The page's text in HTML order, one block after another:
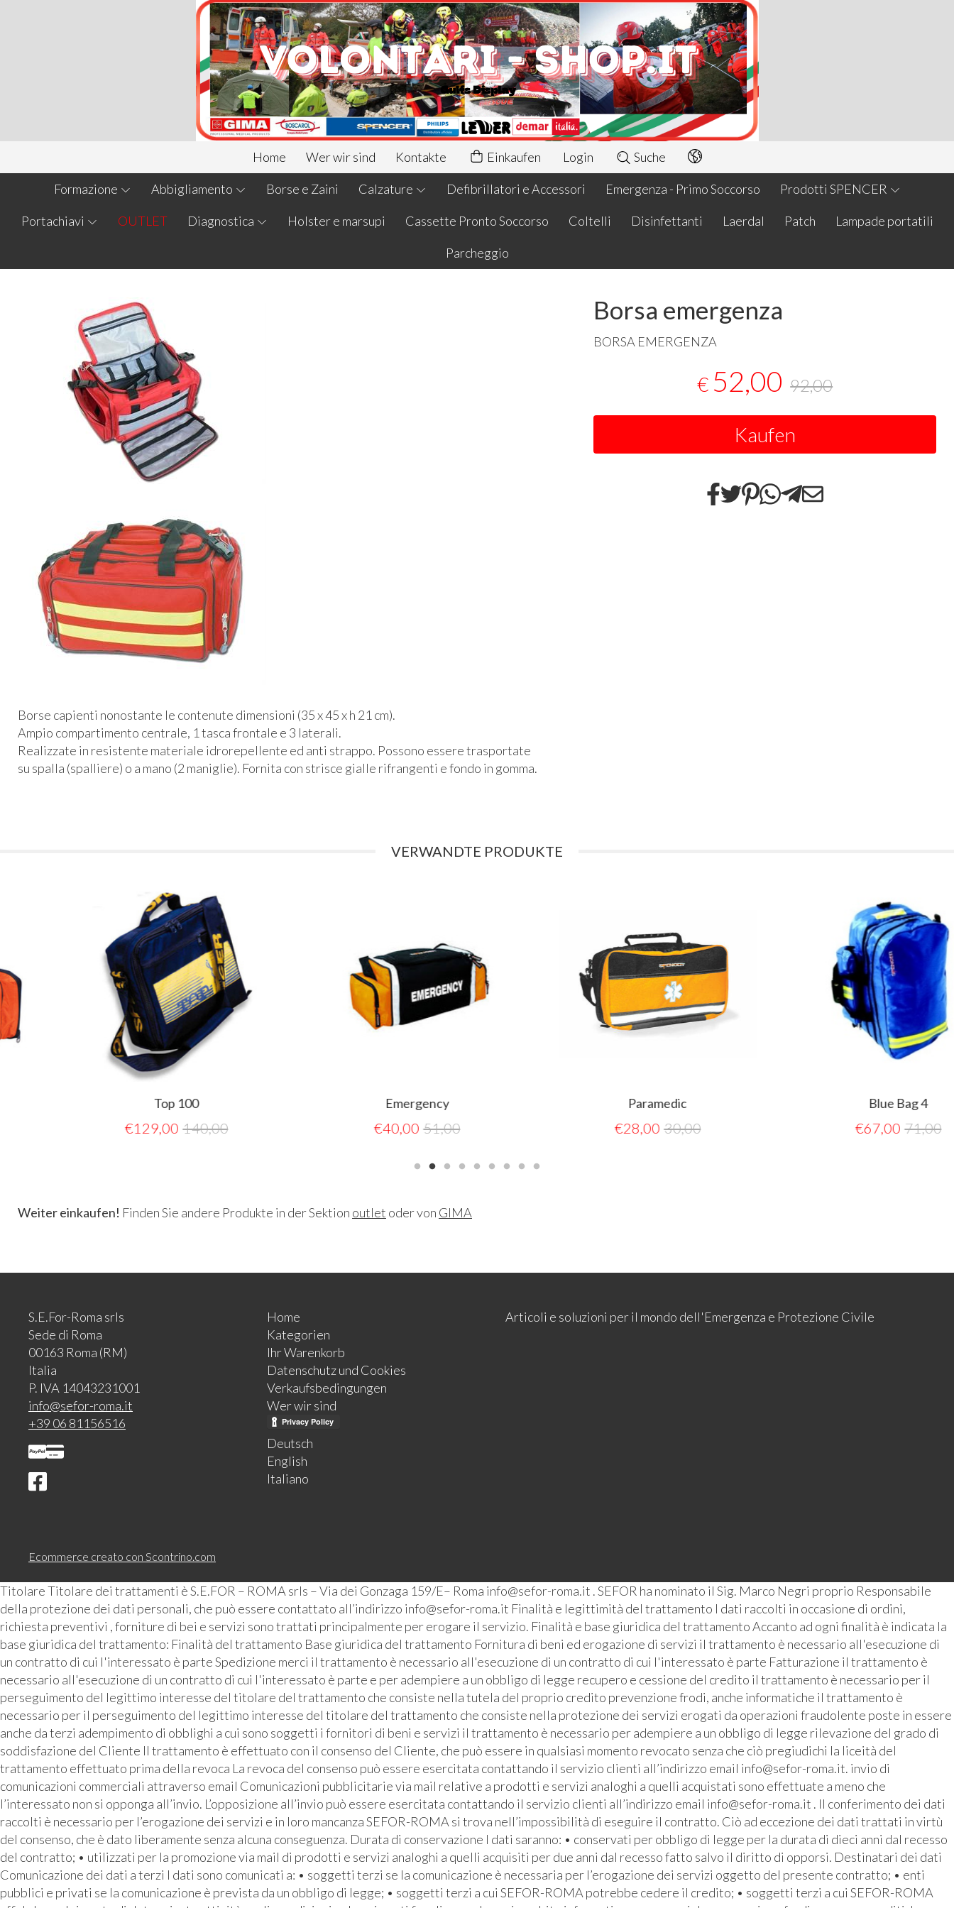
Home Wer wir sind Kontakte Einkaufen Login Suche
Formazione Abbigliamento Borse e Zaini Calzature Defibrillatori e Accessori Emergenza - Primo Soccorso Prodotti SPENCER
Portachiavi OUTLET Diagnostica Holster e marsupi Cassette Pronto Soccorso Coltelli Disinfettanti Laerdal Patch Lampade portatili
Parcheggio
Borse capienti nonostante le contenute dimensioni (35 x 45 x h 21 cm).
Ampio compartimento centrale, 1 tasca frontale e 3 laterali.
Realizzate in resistente materiale idrorepellente ed anti strappo. Possono essere trasportate
su spalla (spalliere) o a mano (2 maniglie). Fornita con strisce gialle rifrangenti e fondo in gomma.
Borsa emergenza
BORSA EMERGENZA
€ 52,00 92,00
Kaufen
VERWANDTE PRODUKTE
140,00
Emergency
51,00 30,00 71,00
Weiter einkaufen! Finden Sie andere Produkte in der Sektion outlet oder von GIMA
S.E.For-Roma srls
Sede di Roma
00163 Roma (RM)
Italia
P. IVA 14043231001
info@sefor-roma.it
+39 06 81156516
Home
Kategorien
Ihr Warenkorb
Datenschutz und Cookies
Verkaufsbedingungen
Wer wir sind
Deutsch
English
Italiano
Articoli e soluzioni per il mondo dell'Emergenza e Protezione Civile
Ecommerce creato con Scontrino.com
Titolare Titolare dei trattamenti è S.E.FOR – ROMA srls – Via dei Gonzaga 159/E– Roma info@sefor-roma.it . SEFOR ha nominato il Sig. Marco Negri proprio Responsabile
della protezione dei dati personali, che può essere contattato all’indirizzo info@sefor-roma.it Finalità e legittimità del trattamento I dati raccolti in occasione di ordini,
richiesta preventivi , forniture di bei e servizi sono trattati principalmente per erogare il servizio. Finalità e base giuridica del trattamento Accanto ad ogni finalità è indicata la
base giuridica del trattamento: Finalità del trattamento Base giuridica del trattamento Fornitura di beni ed erogazione di servizi il trattamento è necessario all'esecuzione di
un contratto di cui l'interessato è parte Spedizione merci il trattamento è necessario all'esecuzione di un contratto di cui l'interessato è parte Fatturazione il trattamento è
necessario all'esecuzione di un contratto di cui l'interessato è parte e per adempiere a un obbligo di legge recupero e cessione del credito il trattamento è necessario per il
perseguimento del legittimo interesse del titolare del trattamento che consiste nella tutela del proprio credito prevenzione frodi, anche informatiche il trattamento è
necessario per il perseguimento del legittimo interesse del titolare del trattamento che consiste nella protezione dei servizi erogati da operazioni fraudolente poste in essere
anche da terzi adempimento di obblighi a cui sono soggetti i fornitori di beni e servizi il trattamento è necessario per adempiere a un obbligo di legge rilevazione del grado di
soddisfazione del Cliente Il trattamento è effettuato con il consenso del Cliente, che può essere in qualsiasi momento revocato senza che ciò pregiudichi la liceità del
trattamento effettuato prima della revoca La revoca del consenso può essere esercitata contattando il servizio clienti all’indirizzo email info@sefor-roma.it. invio di
comunicazioni commerciali attraverso email Comunicazioni pubblicitarie via mail relative a prodotti e servizi analoghi a quelli acquistati sono effettuate a meno che
l’interessato non si opponga all’invio. L’opposizione all’invio può essere esercitata contattando il servizio clienti all’indirizzo email info@sefor-roma.it . Il conferimento dei dati
raccolti è necessario per l’erogazione dei servizi e in loro mancanza SEFOR-ROMA si trova nell’impossibilità di eseguire il contratto. Ciò ad eccezione dei dati trattati in virtù
del consenso, che è dato liberamente senza alcuna conseguenza. Durata di conservazione I dati saranno: • conservati per obbligo di legge per la durata di dieci anni dal recesso
del contratto; • utilizzati per la promozione via mail di prodotti e servizi analoghi a quelli acquisiti per due anni dal recesso fatto salvo il diritto di opporsi. Destinatari dei dati
Comunicazione dei dati a terzi I dati sono comunicati a: • soggetti terzi se la comunicazione è necessaria per l’erogazione dei servizi oggetto del presente contratto; • enti
pubblici e privati se la comunicazione è prevista da un obbligo di legge; • soggetti terzi a cui SEFOR-ROMA potrebbe cedere il credito; • soggetti terzi a cui SEFOR-ROMA